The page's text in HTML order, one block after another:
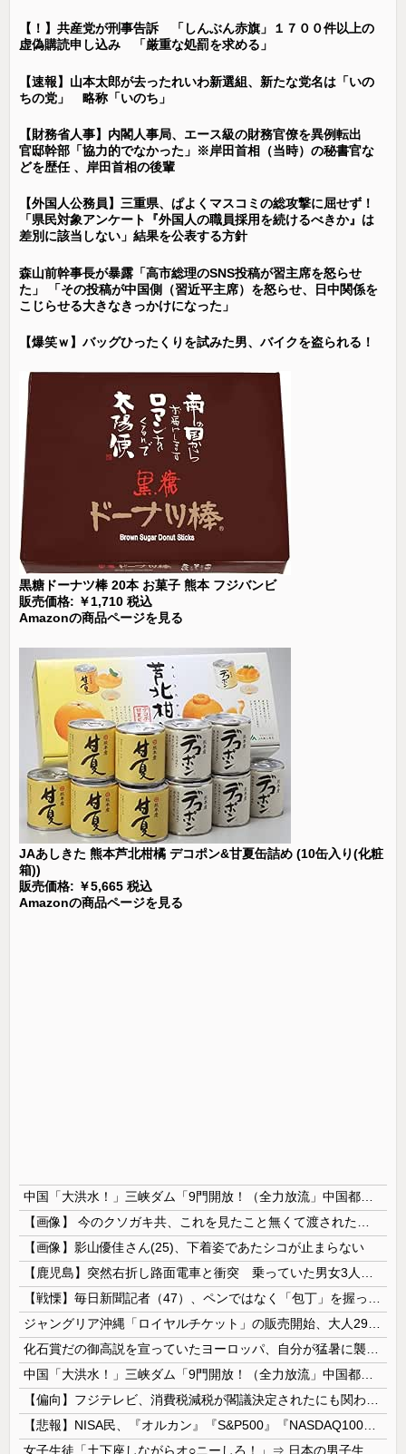
【！】共産党が刑事告訴 「しんぶん赤旗」１７００件以上の
虚偽購読申し込み 「厳重な処罰を求める」
【速報】山本太郎が去ったれいわ新選組、新たな党名は「いの
ちの党」 略称「いのち」
【財務省人事】内閣人事局、エース級の財務官僚を異例転出
官邸幹部「協力的でなかった」※岸田首相（当時）の秘書官な
どを歴任 、岸田首相の後輩
【外国人公務員】三重県、ぱよくマスコミの総攻撃に屈せず！
「県民対象アンケート『外国人の職員採用を続けるべきか』は
差別に該当しない」結果を公表する方針
森山前幹事長が暴露「高市総理のSNS投稿が習主席を怒らせ
た」 「その投稿が中国側（習近平主席）を怒らせ、日中関係を
こじらせる大きなきっかけになった」
【爆笑ｗ】バッグひったくりを試みた男、バイクを盗られる！
黒糖ドーナツ棒 20本 お菓子 熊本 フジバンビ
販売価格: ￥1,710 税込
Amazonの商品ページを見る
JAあしきた 熊本芦北柑橘 デコポン&甘夏缶詰め (10缶入り(化粧
箱))
販売価格: ￥5,665 税込
Amazonの商品ページを見る
【画像】影山優佳さん(25)、下着姿であたシコが止まらない